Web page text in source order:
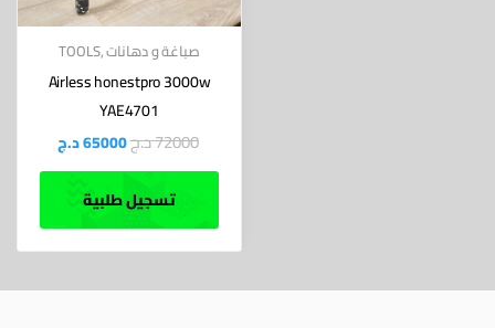
TOOLS,صباغة و دهانات
Airless honestpro 3000w
YAE4701
65000د.ج 72000د.ج
تسجيل طلبية